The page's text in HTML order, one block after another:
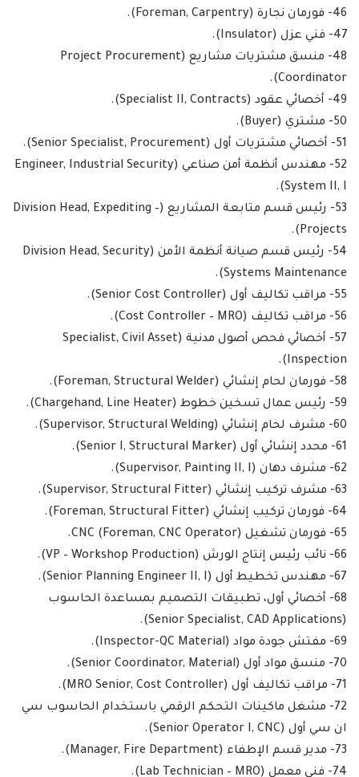
46- فورمان نجارة (Foreman, Carpentry).
47- فني عزل (Insulator).
48- منسق مشتريات مشاريع (Project Procurement
Coordinator).
49- أخصائي عقود (Specialist II, Contracts).
50- مشتري (Buyer).
51- أخصائي مشتريات أول (Senior Specialist, Procurement).
52- مهندس أنظمة أمن صناعي (Engineer, Industrial Security
System II, I).
53- رئيس قسم متابعة المشاريع (Division Head, Expediting –
Projects).
54- رئيس قسم صيانة أنظمة الأمن (Division Head, Security
Systems Maintenance).
55- مراقب تكاليف أول (Senior Cost Controller).
56- مراقب تكاليف (Cost Controller – MRO).
57- أخصائي فحص أصول مدنية (Specialist, Civil Asset
Inspection).
58- فورمان لحام إنشائي (Foreman, Structural Welder).
59- رئيس عمال تسخين خطوط (Chargehand, Line Heater).
60- مشرف لحام إنشائي (Supervisor, Structural Welding).
61- محدد إنشائي أول (Senior I, Structural Marker).
62- مشرف دهان (Supervisor, Painting II, I).
63- مشرف تركيب إنشائي (Supervisor, Structural Fitter).
64- فورمان تركيب إنشائي (Foreman, Structural Fitter).
65- فورمان تشغيل CNC (Foreman, CNC Operator).
66- نائب رئيس إنتاج الورش (VP – Workshop Production).
67- مهندس تخطيط أول (Senior Planning Engineer II, I).
68- أخصائي أول، تطبيقات التصميم بمساعدة الحاسوب
(Senior Specialist, CAD Applications).
69- مفتش جودة مواد (Inspector-QC Material).
70- منسق مواد أول (Senior Coordinator, Material).
71- مراقب تكاليف أول (MRO Senior, Cost Controller).
72- مشغل ماكينات التحكم الرقمي باستخدام الحاسوب سي
ان سي أول (Senior Operator I, CNC).
73- مدير قسم الإطفاء (Manager, Fire Department).
74- فني معمل (Lab Technician – MRO).